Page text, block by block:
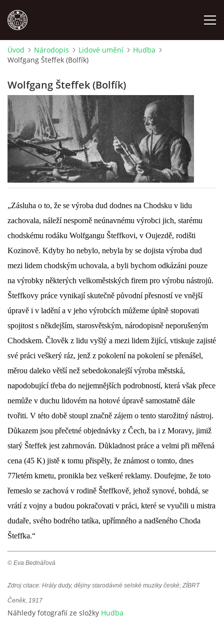
MÍSTOPIS
NÁRODOPIS
OSOBNOSTI
OSTATNÍ
ODKAZY
Kontakt:
tel. 773 916 275
info@domdej.cz
--------------------------------------------------------------
Tento projekt je realizován za finanční podpory
© 2026 eStránky.cz | Aktualizováno: 17. 7. 2026|Nahoru ↑
Úvod Národopis Lidové umění
Hudba
Wolfgang Šteffek (Bolfík)
Wolfgang Šteffek (Bolfík)
„Zásluha o to, že se výroba dud dodnes na Chodsku v lidu
zachovala, náleží nesporně neúnavnému výrobci jich, starému
chodskému rodáku Wolfgangu Šteffkovi, v Oujezdě, rodišti
Kozinově. Kdyby ho nebylo, nebyla by se dojista výroba dud
mezi lidem chodským uchovala, a byli bychom odkázáni pouze
na výrobky některých velkoměstských firem pro výrobu nástrojů.
Šteffkovy práce vynikají skutečně původní přesností ve vnější
úpravě i v ladění a v jeho výrobcích můžeme úplně stopovati
spojitost s někdejším, starosvětským, národopisně neporušeným
Chodskem. Člověk z lidu vyšlý a mezi lidem žijící, vtiskuje zajisté
své práci veškerý ráz, jenž z pokolení na pokolení se přenášel,
měrou daleko větší než sebedokonalejší výroba městská,
napodobující třeba do nejjemnějších podrobností, která však přece
nemůže v duchu lidovém na hotové úpravě samostatně dále
tvořiti. V této době stoupl značně zájem o tento starožitný nástroj.
Důkazem jsou přečetné objednávky z Čech, ba i z Moravy, jimiž
starý Šteffek jest zahrnován. Důkladnost práce a velmi při měřená
cena (45 K) jistě к tomu přispěly, že známost o tomto, dnes
77letém kmetu, pronikla bez veškeré reklamy. Doufejme, že toto
řemeslo se zachová v rodině Šteffkově, jehož synové, bohdá, se
vrátí z vojny a budou pokračovati v práci, které se vyučili u mistra
dudaře, svého bodrého tatíka, upřímného a nadšeného Choda
Šteffka.“
© Eva Bednářová
Zdroj citace: Hrály dudy, dějiny starodávné selské muziky české; ZÍBRT
Čeněk, 1917
Náhledy fotografií ze složky Hudba